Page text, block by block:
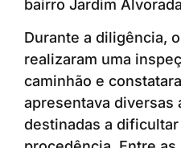
bairro Jardim
Durante a diligência,
realizaram uma
caminhão e
apresentava diversas
destinadas a